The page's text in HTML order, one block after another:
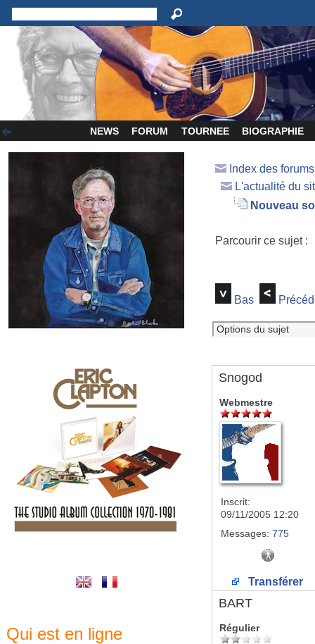
NEWS FORUM TOURNEE BIOGRAPHIE
Qui est en ligne
Index des
L'actualité du
Nouveau
Parcourir ce sujet
Bas
Snogod
Webmestre
Inscrit:
09/11/2005 12:20
Messages: 775
Transférer
BART
Régulier